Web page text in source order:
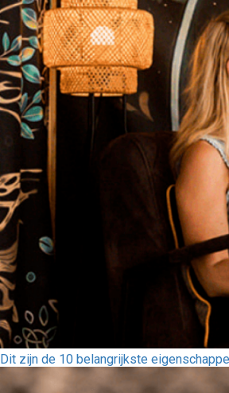
Dit zijn de 10 belangrijkste